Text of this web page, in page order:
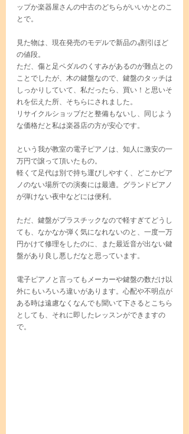
ップか楽器屋さんの中古のどちらがいいかとのこ
とで。
見た物は、現在発売のモデルで新品の4割引ほど
の値段。
ただ、傷と足ペダルのくすみがあるのが難点との
ことでしたが、木の鍵盤なので、鍵盤のタッチは
しっかりしていて、私だったら、買い！と思いそ
れを伝えた所、そちらにされました。
リサイクルショップだと整備もないし、同じよう
な価格だと私は楽器店の方が安心です。
という我が教室の電子ピアノは、知人に激安の一
万円で譲って頂いたもの。
軽くて足代は別で持ち運びしやすく、どこかピア
ノのない場所での演奏には最適。グランドピアノ
が弾けない夜中などには便利。
ただ、鍵盤がプラスチックなので軽すぎてどうし
ても、なかなか弾く気になれないのと、一度一万
円かけて修理をしたのに、また最近音が出ない鍵
盤があり良し悪しだなと思っています。
電子ピアノと言ってもメーカーや鍵盤の数だけ以
外にもいろいろ違いがあります。心配や不明点が
ある時は遠慮なくなんでも聞いて下さるとこちら
としても、それに即したレッスンができますの
で。